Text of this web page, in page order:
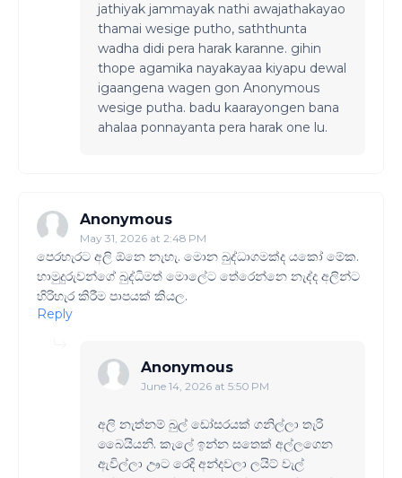
jathiyak jammayak nathi awajathakayao
thamai wesige putho, saththunta
wadha didi pera harak karanne. gihin
thope agamika nayakayaa kiyapu dewal
igaangena wagen gon Anonymous
wesige putha. badu kaarayongen bana
ahalaa ponnayanta pera harak one lu.
Anonymous
May 31, 2026 at 2:48 PM
පෙරහැරට අලි ඕනෙ නැහැ. මොන බුද්ධාගමක්ද යකෝ මේක.
හාමුදුරුවන්ගේ බුද්ධිමත් මොලේට තේරෙන්නෙ නැද්ද අලින්ට
හිරිහැර කිරීම පාපයක් කියල.
Reply
Anonymous
June 14, 2026 at 5:50 PM
අලි නැත්නම් බුල් ඩෝසරයක් ගනිල්ලා තැරි
බෛයියනි. කැලේ ඉන්න සතෙක් අල්ලගෙන
ඇවිල්ලා ඌට රෙදි අන්දවලා ලයිට් වැල්